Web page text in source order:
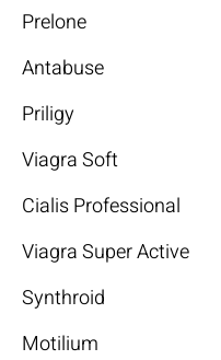
Prelone
Antabuse
Priligy
Viagra Soft
Cialis Professional
Viagra Super Active
Synthroid
Motilium